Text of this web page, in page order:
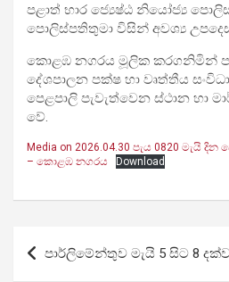
පළාත් භාර ජ්‍යෙෂ්ඨ නියෝජ්‍ය
පොලිස්පතිතුමා විසින් අවශ්‍ය
කොළඹ නගරය මූලික කරගනිමින්
දේශපාලන පක්ෂ හා වෘත්තීය
පෙළපාලි පැවැත්වෙන ස්ථාන හා
වේ.
Media on 2026.04.30 පැය 0820 මැයි
– කොළඹ නගරය
Download
Post
navigation
පාර්ලිමේන්තුව මැයි 5 සිට 8